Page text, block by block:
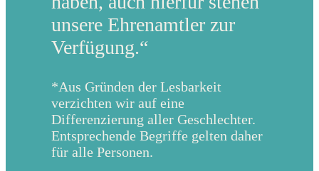
unsere Ehrenamtler zur
Verfügung.“
*Aus Gründen der Lesbarkeit
verzichten wir auf eine
Differenzierung aller Geschlechter.
Entsprechende Begriffe gelten daher
für alle Personen.